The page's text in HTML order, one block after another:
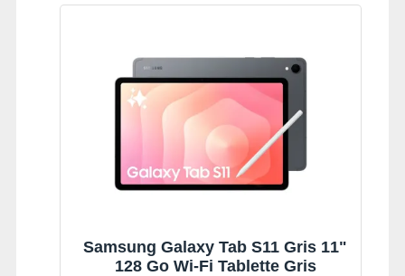
Samsung Galaxy Tab S11 Gris 11"
128 Go Wi-Fi Tablette Gris